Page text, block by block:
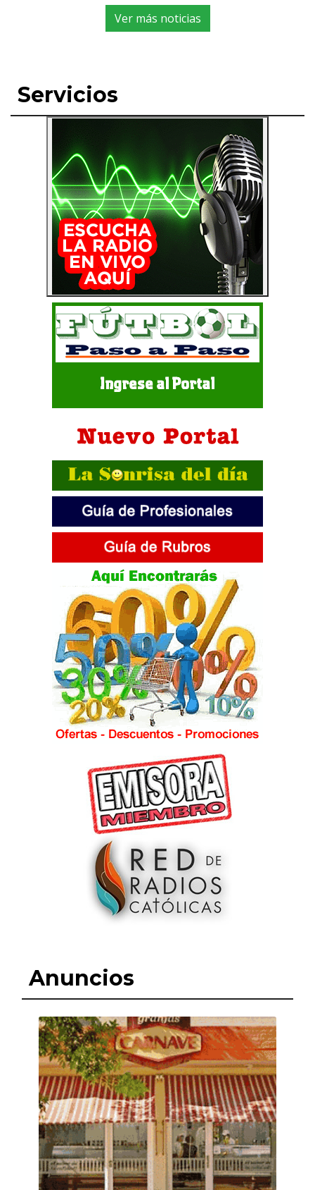
Ver más noticias
Servicios
Anuncios